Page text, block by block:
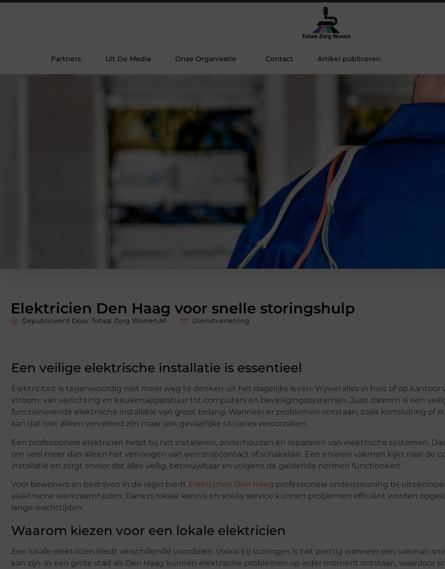
Partners Uit De Media Onze Organisatie Contact Artikel publiceren
Elektricien Den Haag voor snelle storingshulp
Gepubliceerd Door Totaal Zorg Wonen.nl Dienstverlening
Een veilige elektrische installatie is essentieel
Elektriciteit is tegenwoordig niet meer weg te denken uit het dagelijks leven. Vrijwel alles in huis of op kantoor
stroom, van verlichting en keukenapparatuur tot computers en beveiligingssystemen. Juist daarom is een
functionerende elektrische installatie van groot belang. Wanneer er problemen ontstaan, zoals kortsluiting of
kan dat niet alleen vervelend zijn maar ook gevaarlijke situaties veroorzaken.
Een professionele elektricien helpt bij het installeren, onderhouden en repareren van elektrische systemen.
om veel meer dan alleen het vervangen van een stopcontact of schakelaar. Een ervaren vakman kijkt naar de
installatie en zorgt ervoor dat alles veilig, betrouwbaar en volgens de geldende normen functioneert.
Voor bewoners en bedrijven in de regio biedt Elektricien Den Haag professionele ondersteuning bij
elektrische werkzaamheden. Dankzij lokale kennis en snelle service kunnen problemen efficiënt worden
lange wachttijden.
Waarom kiezen voor een lokale elektricien
Een lokale elektricien biedt verschillende voordelen. Vooral bij storingen is het prettig wanneer een vakman
kan zijn. In een grote stad als Den Haag kunnen elektrische problemen op ieder moment ontstaan, waardoor